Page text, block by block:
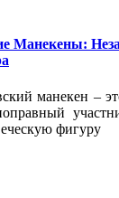
Манекены:
манекен –
фигуру